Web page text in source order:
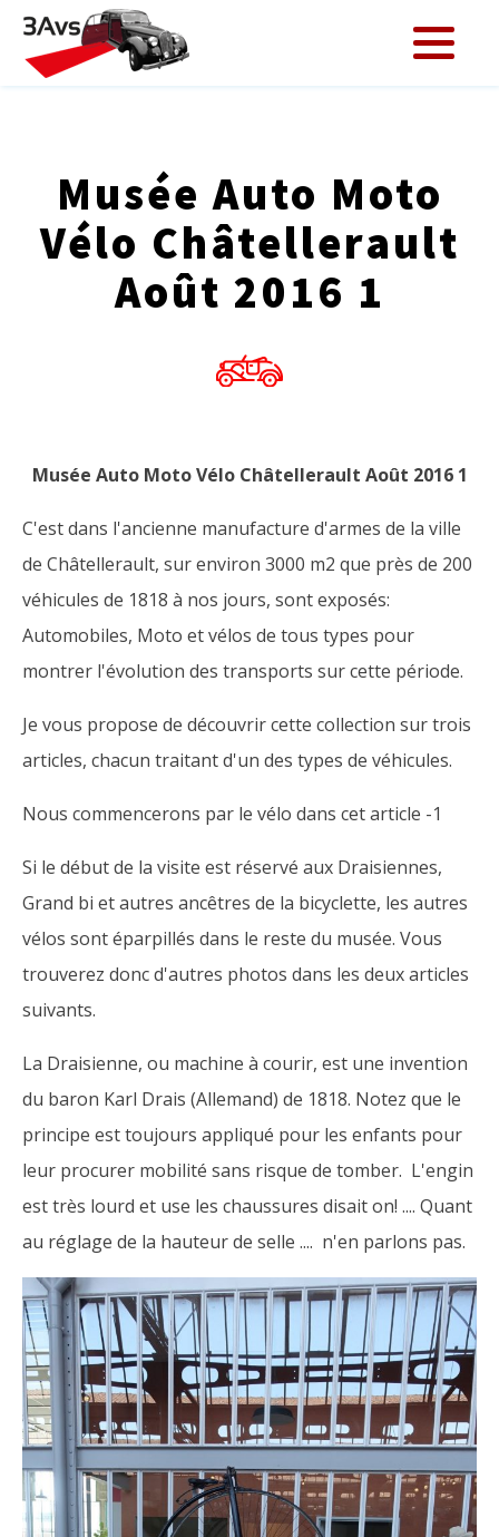
Musée Auto Moto
Vélo Châtellerault
Août 2016 1
Musée Auto Moto Vélo Châtellerault Août 2016 1
C'est dans l'ancienne manufacture d'armes de la ville
de Châtellerault, sur environ 3000 m2 que près de 200
véhicules de 1818 à nos jours, sont exposés:
Automobiles, Moto et vélos de tous types pour
montrer l'évolution des transports sur cette période.
Je vous propose de découvrir cette collection sur trois
articles, chacun traitant d'un des types de véhicules.
Nous commencerons par le vélo dans cet article -1
Si le début de la visite est réservé aux Draisiennes,
Grand bi et autres ancêtres de la bicyclette, les autres
vélos sont éparpillés dans le reste du musée. Vous
trouverez donc d'autres photos dans les deux articles
suivants.
La Draisienne, ou machine à courir, est une invention
du baron Karl Drais (Allemand) de 1818. Notez que le
principe est toujours appliqué pour les enfants pour
leur procurer mobilité sans risque de tomber. L'engin
est très lourd et use les chaussures disait on! .... Quant
au réglage de la hauteur de selle .... n'en parlons pas.